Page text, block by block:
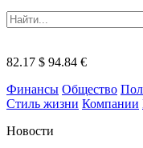
82.17 $ 94.84 €
Финансы Общество
Стиль жизни Компании
Новости